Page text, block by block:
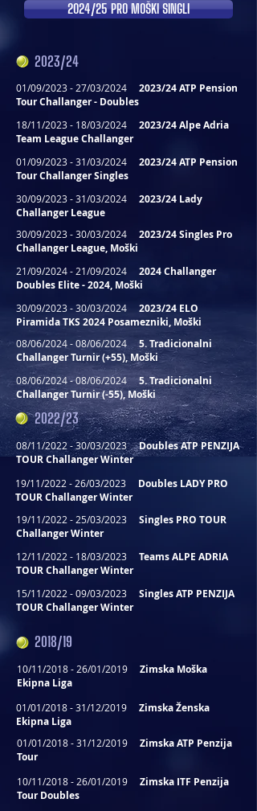
2024/25 PRO MOŠKI SINGLI
2023/24
01/09/2023 - 27/03/2024 2023/24 ATP Pension
Tour Challanger - Doubles
18/11/2023 - 18/03/2024 2023/24 Alpe Adria
Team League Challanger
01/09/2023 - 31/03/2024 2023/24 ATP Pension
Tour Challanger Singles
30/09/2023 - 31/03/2024 2023/24 Lady
Challanger League
30/09/2023 - 30/03/2024 2023/24 Singles Pro
Challanger League, Moški
21/09/2024 - 21/09/2024 2024 Challanger
Doubles Elite - 2024, Moški
30/09/2023 - 30/03/2024 2023/24 ELO
Piramida TKS 2024 Posamezniki, Moški
08/06/2024 - 08/06/2024 5. Tradicionalni
Challanger Turnir (+55), Moški
08/06/2024-08/06/20245. Tradicionalni
Challanger Turnir (-55), Moški
2022/23
08/11/2022 - 30/03/2023Doubles ATP PENZIJA
TOUR Challanger Winter
19/11/2022 - 26/03/2023 Doubles LADY PRO
TOUR Challanger Winter
19/11/2022 - 25/03/2023 Singles PRO TOUR
Challanger Winter
12/11/2022 - 18/03/2023 Teams ALPE ADRIA
TOUR Challanger Winter
15/11/2022 - 09/03/2023 Singles ATP PENZIJA
TOUR Challanger Winter
2018/19
10/11/2018 - 26/01/2019 Zimska Moška
Ekipna Liga
01/01/2018 - 31/12/2019 Zimska Ženska
Ekipna Liga
01/01/2018 - 31/12/2019
Zimska ATP Penzija
Tour
10/11/2018 - 26/01/2019 Zimska ITF Penzija
Tour Doubles